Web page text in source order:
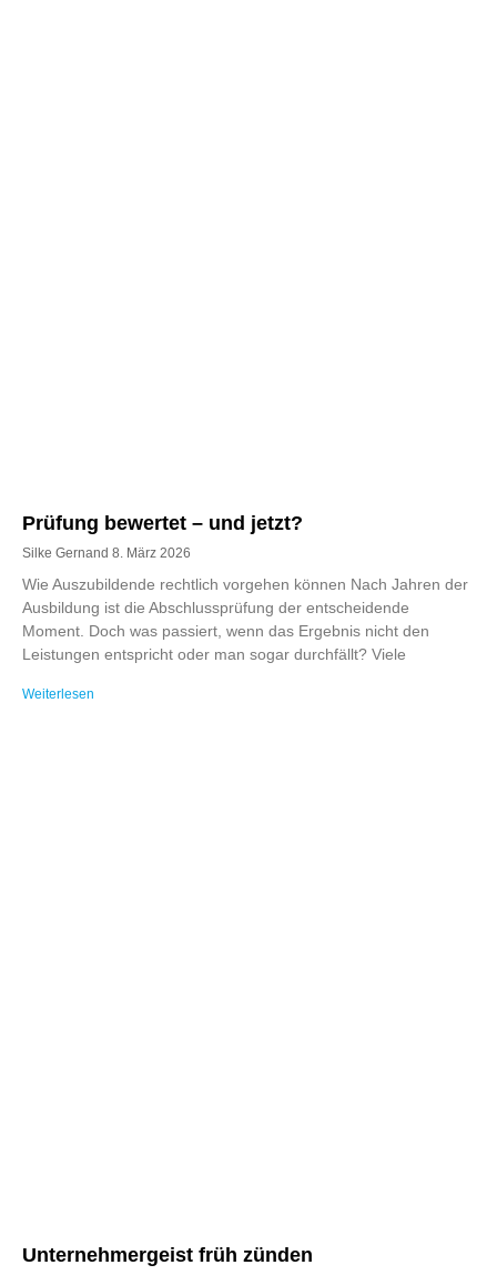
Prüfung bewertet – und jetzt?
Silke Gernand 8. März 2026
Wie Auszubildende rechtlich vorgehen können Nach Jahren der
Ausbildung ist die Abschlussprüfung der entscheidende
Moment. Doch was passiert, wenn das Ergebnis nicht den
Leistungen entspricht oder man sogar durchfällt? Viele
Weiterlesen
Unternehmergeist früh zünden